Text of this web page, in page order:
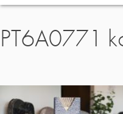
Gå
til
innhold
PT6A0771